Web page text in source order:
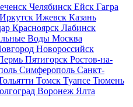
Челябинск Ейск Гагра
Иркутск Ижевск Казань
Красноярск Лабинск
Воды Москва
Новороссийск
Пятигорск Ростов-на-
Симферополь Санкт-
Томск Туапсе Тюмень
Воронеж Ялта